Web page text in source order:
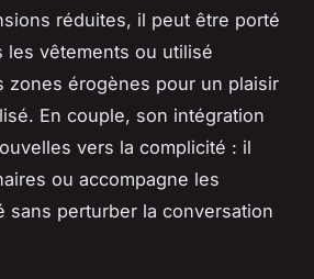
réduites, il peut être porté
les vêtements ou utilisé
zones érogènes pour un plaisir
En couple, son intégration
vers la complicité : il
ou accompagne les
sans perturber la conversation